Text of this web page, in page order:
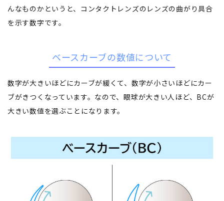
んなものかというと、コンタクトレンズのレンズの曲がり具合
を示す数字です。
ベースカーブの数値について
数字が大きいほどにカーブが緩くて、数字が小さいほどにカー
ブがきつくなっています。なので、眼球が大きい人ほど、BCが
大きい数値を選ぶことになります。